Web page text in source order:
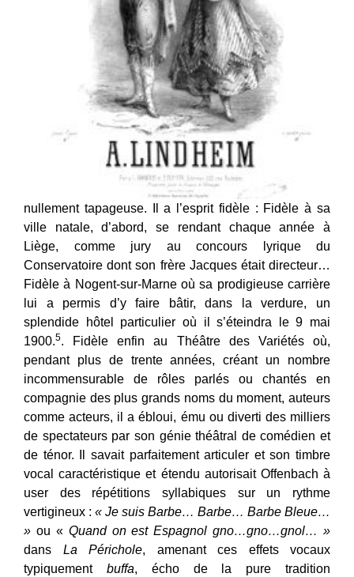
nullement tapageuse. Il a l’esprit fidèle : Fidèle à sa
ville natale, d’abord, se rendant chaque année à
Liège, comme jury au concours lyrique du
Conservatoire dont son frère Jacques était directeur…
Fidèle à Nogent-sur-Marne où sa prodigieuse carrière
lui a permis d’y faire bâtir, dans la verdure, un
splendide hôtel particulier où il s’éteindra le 9 mai
1900.5. Fidèle enfin au Théâtre des Variétés où,
pendant plus de trente années, créant un nombre
incommensurable de rôles parlés ou chantés en
compagnie des plus grands noms du moment, auteurs
comme acteurs, il a ébloui, ému ou diverti des milliers
de spectateurs par son génie théâtral de comédien et
de ténor. Il savait parfaitement articuler et son timbre
vocal caractéristique et étendu autorisait Offenbach à
user des répétitions syllabiques sur un rythme
vertigineux : « Je suis Barbe… Barbe… Barbe Bleue…
» ou « Quand on est Espagnol gno…gno…gnol… »
dans La Périchole, amenant ces effets vocaux
typiquement buffa, écho de la pure tradition